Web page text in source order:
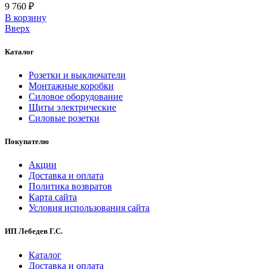
9 760 ₽
В корзинy
Вверх
Каталог
Розетки и выключатели
Монтажные коробки
Силовое оборудование
Щиты электрические
Силовые розетки
Покупателю
Акции
Доставка и оплата
Политика возвратов
Карта сайта
Условия использования сайта
ИП Лебедев Г.С.
Каталог
Доставка и оплата